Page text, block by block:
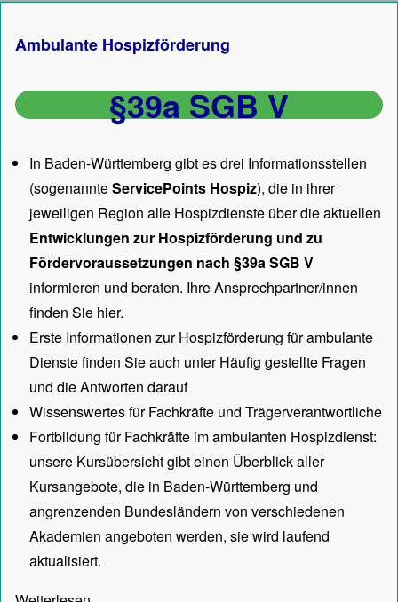
Ambulante Hospizförderung
§39a SGB V
In Baden-Württemberg gibt es drei Informationsstellen
(sogenannteServicePoints Hospiz), die in ihrer
jeweiligen Region alle Hospizdienste über die aktuellen
Entwicklungen zur Hospizförderung und zu
Fördervoraussetzungen nach §39a SGB V
informieren und beraten. Ihre Ansprechpartner/innen
finden Sie hier.
Erste Informationen zur Hospizförderung für ambulante
Dienste finden Sie auch unterHäufig gestellte Fragen
und die Antworten darauf
Wissenswertes für Fachkräfte und Trägerverantwortliche
Fortbildung für Fachkräfte im ambulanten Hospizdienst:
unsere Kursübersichtgibt einen Überblick aller
Kursangebote, die in Baden-Württemberg und
angrenzenden Bundesländern von verschiedenen
Akademien angeboten werden, sie wird laufend
aktualisiert.